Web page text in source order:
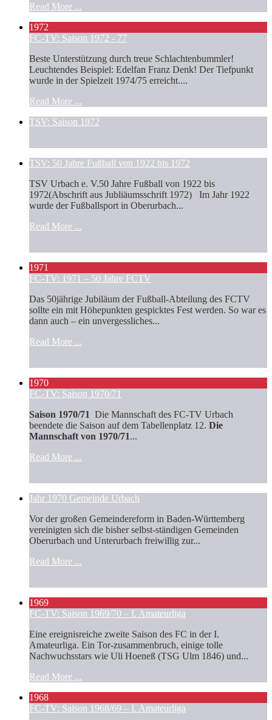
Read More ...
1972
FC-TV: Saison 1972 - 77
Beste Unterstützung durch treue Schlachtenbummler!
Leuchtendes Beispiel: Edelfan Franz Denk! Der Tiefpunkt
wurde in der Spielzeit 1974/75 erreicht....
Read More ...
TSV: Saison 1972
TSV: 50 Jahre Fußball von 1922 bis 1972
TSV Urbach e. V.50 Jahre Fußball von 1922 bis
1972(Abschrift aus Jubliäumsschrift 1972) Im Jahr 1922
wurde der Fußballsport in Oberurbach...
Read More ...
1971
FC-TV: 1971 – 50 Jahre FCTV
Das 50jährige Jubiläum der Fußball-Abteilung des FCTV
sollte ein mit Höhepunkten gespicktes Fest werden. So war es
dann auch – ein unvergessliches...
Read More ...
1970
FC-TV: Saison 1970/71
Saison 1970/71 Die Mannschaft des FC-TV Urbach
beendete die Saison auf dem Tabellenplatz 12. Die
Mannschaft von 1970/71...
Read More ...
Jahr 1970 Gemeinde Urbach
Vor der großen Gemeindereform in Baden-Württemberg
vereinigten sich die bisher selbst-ständigen Gemeinden
Oberurbach und Unterurbach freiwillig zur...
Read More ...
1969
FC-TV: Saison 1969/70 – I. Amateurliga
Eine ereignisreiche zweite Saison des FC in der I.
Amateurliga. Ein Tor-zusammenbruch, einige tolle
Nachwuchsstars wie Uli Hoeneß (TSG Ulm 1846) und...
Read More ...
1968
FC-TV: Saison 1968/69 – I. Amateurliga